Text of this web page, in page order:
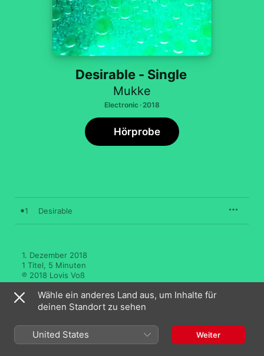
Desirable - Single
Mukke
Electronic · 2018
Hörprobe
1 Desirable
1. Dezember 2018
1 Titel, 5 Minuten
℗ 2018 Lovis Voß
Mehr von Mukke
Wähle ein anderes Land aus, um Inhalte für
deinen Standort zu sehen
United States Weiter